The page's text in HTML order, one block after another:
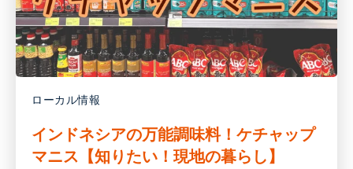
ローカル情報
インドネシアの万能調味料！ケチャップ
マニス【知りたい！現地の暮らし】